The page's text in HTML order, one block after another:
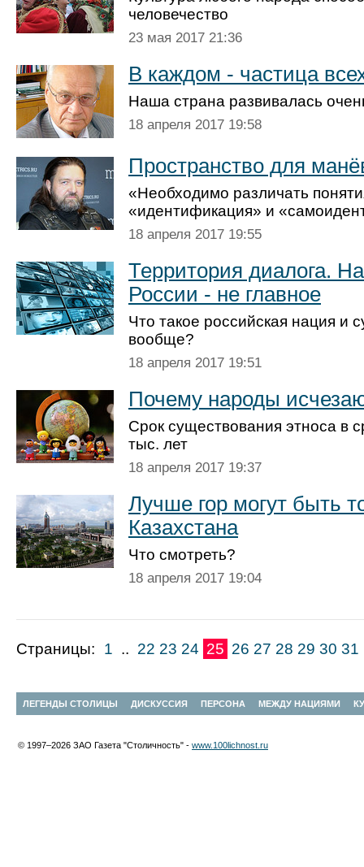
человечество
23 мая 2017 21:36
В каждом - частица
Наша страна развивалась
18 апреля 2017 19:58
Пространство для
«Необходимо различать
«идентификация» и
18 апреля 2017 19:55
Территория диалога.
России - не главное
Что такое российская нация и
вообще?
18 апреля 2017 19:51
Почему народы
Срок существования этноса в
тыс. лет
18 апреля 2017 19:37
Лучше гор могут быть
Казахстана
Что смотреть?
18 апреля 2017 19:04
Страницы: 1 .. 22 23 24 25 26 27 28 29 30 31
ЛЕГЕНДЫ СТОЛИЦЫ ДИСКУССИЯ ПЕРСОНА МЕЖДУ НАЦИЯМИ
© 1997–2026 ЗАО Газета "Столичность" - www.100lichnost.ru